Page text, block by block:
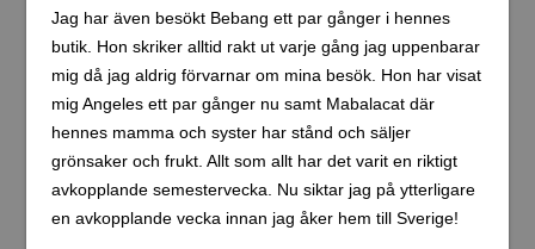
Jag har även besökt Bebang ett par gånger i hennes
butik. Hon skriker alltid rakt ut varje gång jag uppenbarar
mig då jag aldrig förvarnar om mina besök. Hon har visat
mig Angeles ett par gånger nu samt Mabalacat där
hennes mamma och syster har stånd och säljer
grönsaker och frukt. Allt som allt har det varit en riktigt
avkopplande semestervecka. Nu siktar jag på ytterligare
en avkopplande vecka innan jag åker hem till Sverige!